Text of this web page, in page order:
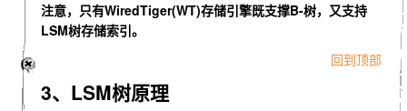
注意，只有WiredTiger(WT)存储引擎既支撑B-树，又支持
LSM树存储索引。
回到顶部
3、LSM树原理